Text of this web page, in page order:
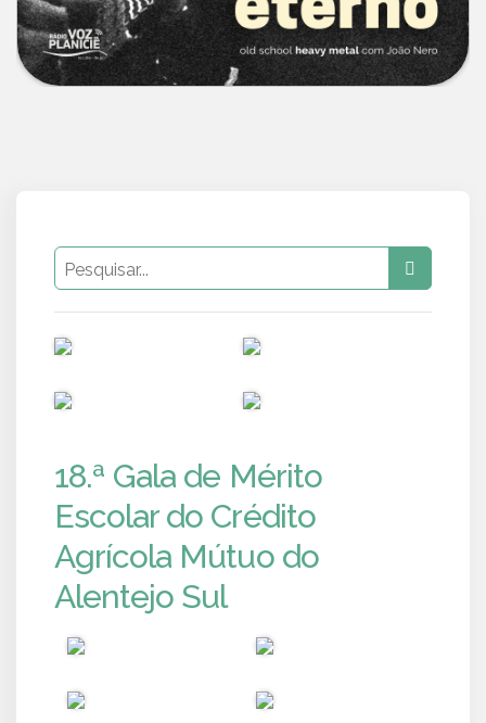
18.ª Gala de Mérito
Escolar do Crédito
Agrícola Mútuo do
Alentejo Sul